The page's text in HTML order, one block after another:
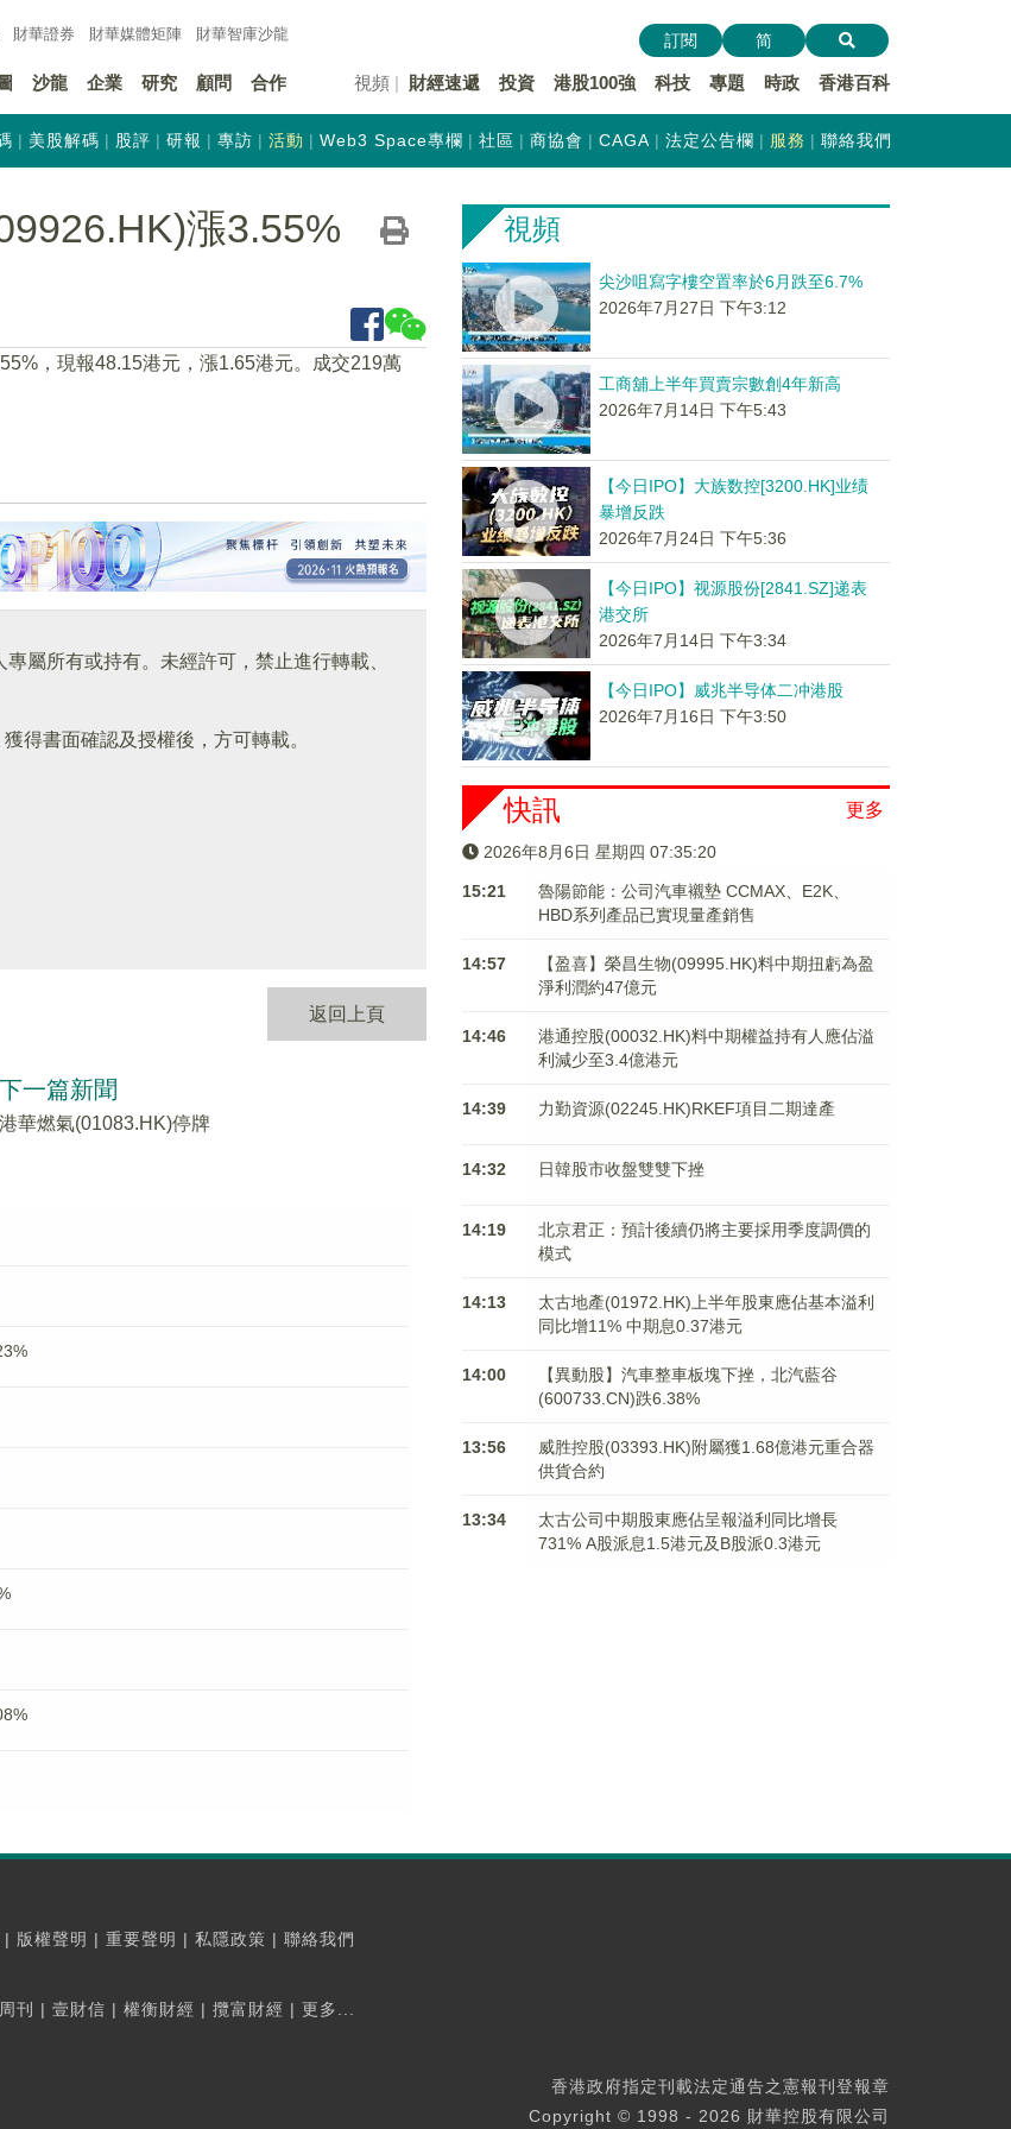
財華證券 財華媒體矩陣 財華智庫沙龍
沙龍 企業 研究 顧問 合作 視頻 財經速遞 投資 港股100強 科技 專題 時政 香港百科
訂閱 简
美股解碼 股評 研報 專訪 活動 Web3 Space專欄 社區 商協會 CAGA 法定公告欄 服務 聯絡我們
漲3.55%
，現報48.15港元，漲1.65港元。成交219萬
屬所有或持有。未經許可，禁止進行轉載、
獲得書面確認及授權後，方可轉載。
返回上頁
下一篇新聞
港華燃氣(01083.HK)停牌
視頻
尖沙咀寫字樓空置率於6月跌至6.7%
2026年7月27日 下午3:12
工商舖上半年買賣宗數創4年新高
2026年7月14日 下午5:43
【今日IPO】大族数控[3200.HK]业绩
暴增反跌
2026年7月24日 下午5:36
【今日IPO】视源股份[2841.SZ]递表
港交所
2026年7月14日 下午3:34
【今日IPO】威兆半导体二冲港股
2026年7月16日 下午3:50
更多
快訊
2026年8月6日 星期四 07:35:21
15:21
魯陽節能：公司汽車襯墊 CCMAX、E2K、
HBD系列產品已實現量產銷售
14:57
【盈喜】榮昌生物(09995.HK)料中期扭虧為盈
淨利潤約47億元
14:46
港通控股(00032.HK)料中期權益持有人應佔溢
利減少至3.4億港元
14:39 力勤資源(02245.HK)RKEF項目二期達產
14:32 日韓股市收盤雙雙下挫
14:19
北京君正：預計後續仍將主要採用季度調價的
模式
14:13
太古地產(01972.HK)上半年股東應佔基本溢利
同比增11% 中期息0.37港元
14:00
【異動股】汽車整車板塊下挫，北汽藍谷
(600733.CN)跌6.38%
13:56
威胜控股(03393.HK)附屬獲1.68億港元重合器
供貨合約
13:34
太古公司中期股東應佔呈報溢利同比增長
731% A股派息1.5港元及B股派0.3港元
| 版權聲明 | 重要聲明 | 私隱政策 | 聯絡我們
刊 | 壹財信 | 權衡財經 | 攬富財經 | 更多...
香港政府指定刊載法定通告之憲報刊登報章
Copyright © 1998 - 2026 財華控股有限公司